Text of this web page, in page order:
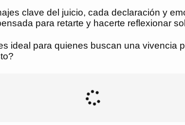
clave del juicio, cada declaración y
para retarte y hacerte reflexionar
ideal para quienes buscan una vivencia